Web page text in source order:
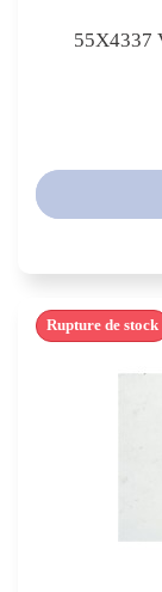
55X4337
Rupture de stock